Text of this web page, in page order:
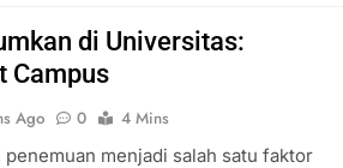
di Universitas:
Campus
Ago 0
4 Mins
penemuan menjadi salah satu faktor